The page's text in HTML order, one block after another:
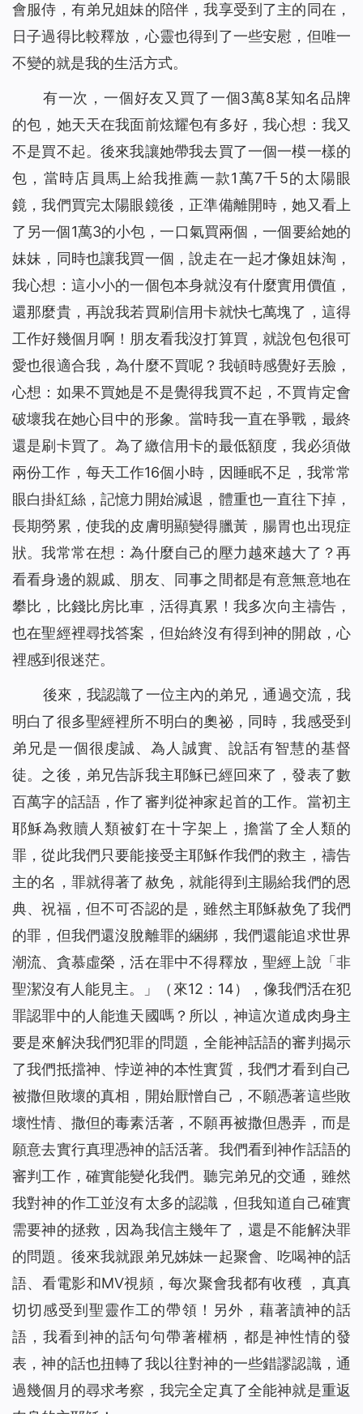
會服侍，有弟兄姐妹的陪伴，我享受到了主的同在，
日子過得比較釋放，心靈也得到了一些安慰，但唯一
不變的就是我的生活方式。
有一次，一個好友又買了一個3萬8某知名品牌
的包，她天天在我面前炫耀包有多好，我心想：我又
不是買不起。後來我讓她帶我去買了一個一模一樣的
包，當時店員馬上給我推薦一款1萬7千5的太陽眼
鏡，我們買完太陽眼鏡後，正準備離開時，她又看上
了另一個1萬3的小包，一口氣買兩個，一個要給她的
妹妹，同時也讓我買一個，說走在一起才像姐妹淘，
我心想：這小小的一個包本身就沒有什麼實用價值，
還那麼貴，再說我若買刷信用卡就快七萬塊了，這得
工作好幾個月啊！朋友看我沒打算買，就說包包很可
愛也很適合我，為什麼不買呢？我頓時感覺好丟臉，
心想：如果不買她是不是覺得我買不起，不買肯定會
破壞我在她心目中的形象。當時我一直在爭戰，最終
還是刷卡買了。為了繳信用卡的最低額度，我必須做
兩份工作，每天工作16個小時，因睡眠不足，我常常
眼白掛紅絲，記憶力開始減退，體重也一直往下掉，
長期勞累，使我的皮膚明顯變得臘黃，腸胃也出現症
狀。我常常在想：為什麼自己的壓力越來越大了？再
看看身邊的親戚、朋友、同事之間都是有意無意地在
攀比，比錢比房比車，活得真累！我多次向主禱告，
也在聖經裡尋找答案，但始終沒有得到神的開啟，心
裡感到很迷茫。
後來，我認識了一位主內的弟兄，通過交流，我
明白了很多聖經裡所不明白的奧祕，同時，我感受到
弟兄是一個很虔誠、為人誠實、說話有智慧的基督
徒。之後，弟兄告訴我主耶穌已經回來了，發表了數
百萬字的話語，作了審判從神家起首的工作。當初主
耶穌為救贖人類被釘在十字架上，擔當了全人類的
罪，從此我們只要能接受主耶穌作我們的救主，禱告
主的名，罪就得著了赦免，就能得到主賜給我們的恩
典、祝福，但不可否認的是，雖然主耶穌赦免了我們
的罪，但我們還沒脫離罪的綑綁，我們還能追求世界
潮流、貪慕虛榮，活在罪中不得釋放，聖經上說「非
聖潔沒有人能見主。」（來12：14），像我們活在犯
罪認罪中的人能進天國嗎？所以，神這次道成肉身主
要是來解決我們犯罪的問題，全能神話語的審判揭示
了我們抵擋神、悖逆神的本性實質，我們才看到自己
被撒但敗壞的真相，開始厭憎自己，不願憑著這些敗
壞性情、撒但的毒素活著，不願再被撒但愚弄，而是
願意去實行真理憑神的話活著。我們看到神作話語的
審判工作，確實能變化我們。聽完弟兄的交通，雖然
我對神的作工並沒有太多的認識，但我知道自己確實
需要神的拯救，因為我信主幾年了，還是不能解決罪
的問題。後來我就跟弟兄姊妹一起聚會、吃喝神的話
語、看電影和MV視頻，每次聚會我都有收穫 ，真真
切切感受到聖靈作工的帶領！另外，藉著讀神的話
語，我看到神的話句句帶著權柄，都是神性情的發
表，神的話也扭轉了我以往對神的一些錯謬認識，通
過幾個月的尋求考察，我完全定真了全能神就是重返